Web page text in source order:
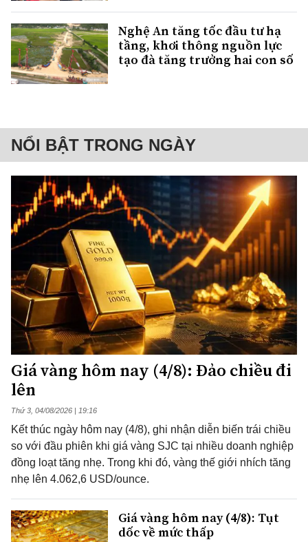
Nghệ An tăng tốc đầu tư hạ
tầng, khơi thông nguồn lực
tạo đà tăng trưởng hai con số
NỔI BẬT TRONG NGÀY
Giá vàng hôm nay (4/8): Đảo chiều đi
lên
Thứ 3, 04/08/2026 | 19:16
Kết thúc ngày hôm nay (4/8), ghi nhận diễn biến trái chiều
so với đầu phiên khi giá vàng SJC tại nhiều doanh nghiệp
đồng loạt tăng nhẹ. Trong khi đó, vàng thế giới nhích tăng
nhẹ lên 4.062,6 USD/ounce.
Giá vàng hôm nay (4/8): Tụt
dốc về mức thấp